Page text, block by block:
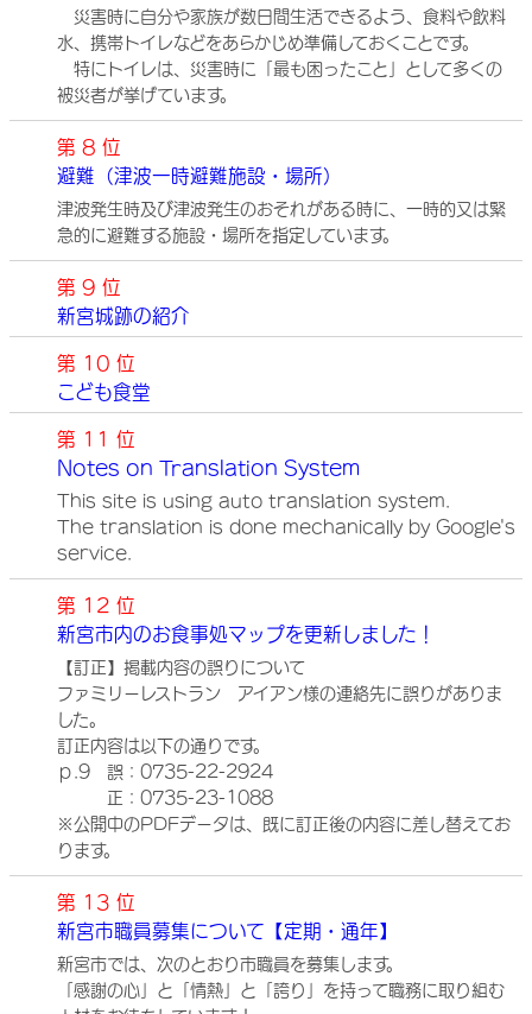
災害時に自分や家族が数日間生活できるよう、食料や飲料
水、携帯トイレなどをあらかじめ準備しておくことです。
特にトイレは、災害時に「最も困ったこと」として多くの
被災者が挙げています。
第 8 位
避難（津波一時避難施設・場所）
津波発生時及び津波発生のおそれがある時に、一時的又は緊
急的に避難する施設・場所を指定しています。
第 9 位
新宮城跡の紹介
第 10 位
こども食堂
第 11 位
Notes on Translation System
This site is using auto translation system.
The translation is done mechanically by Google's
service.
第 12 位
新宮市内のお食事処マップを更新しました！
【訂正】掲載内容の誤りについて
ファミリーレストラン アイアン様の連絡先に誤りがありま
した。
訂正内容は以下の通りです。
ｐ.9 誤：0735-22-2924
正：0735-23-1088
※公開中のPDFデータは、既に訂正後の内容に差し替えてお
ります。
第 13 位
新宮市職員募集について【定期・通年】
新宮市では、次のとおり市職員を募集します。
「感謝の心」と「情熱」と「誇り」を持って職務に取り組む